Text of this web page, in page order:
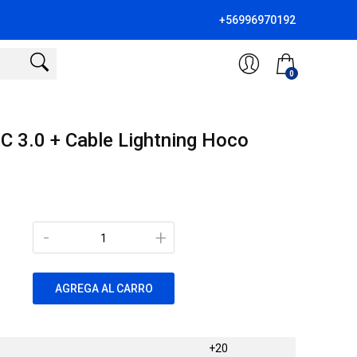
+56996970192
0
3.0 + Cable Lightning Hoco
+
-
AGREGA AL CARRO
+20